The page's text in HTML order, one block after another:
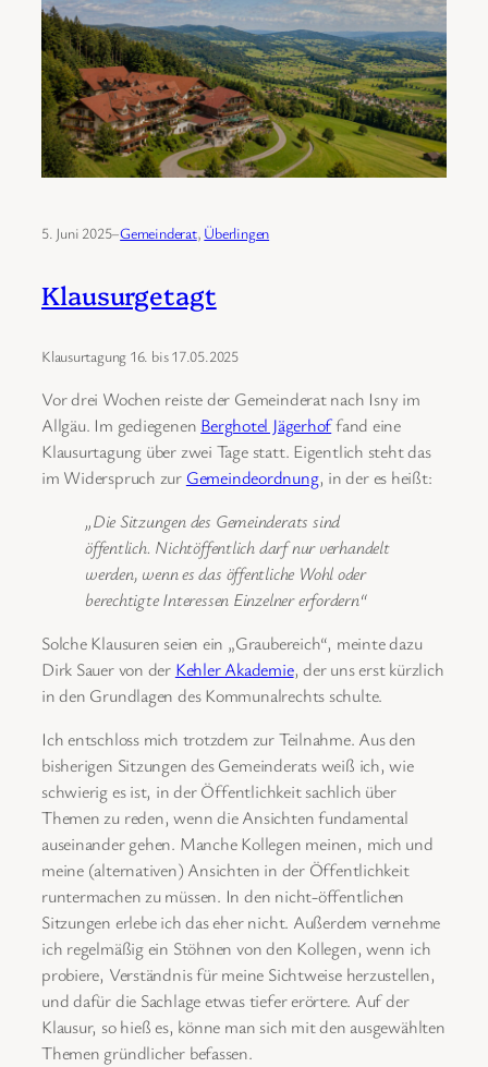
5. Juni 2025–Gemeinderat, Überlingen
Klausurgetagt
Klausurtagung 16. bis 17.05.2025
Vor drei Wochen reiste der Gemeinderat nach Isny im
Allgäu. Im gediegenen Berghotel Jägerhoffand eine
Klausurtagung über zwei Tage statt. Eigentlich steht das
im Widerspruch zur Gemeindeordnung, in der es heißt:
„Die Sitzungen des Gemeinderats sind
öffentlich. Nichtöffentlich darf nur verhandelt
werden, wenn es das öffentliche Wohl oder
berechtigte Interessen Einzelner erfordern“
Solche Klausuren seien ein „Graubereich“, meinte dazu
Dirk Sauer von der Kehler Akademie, der uns erst kürzlich
in den Grundlagen des Kommunalrechts schulte.
Ich entschloss mich trotzdem zur Teilnahme. Aus den
bisherigen Sitzungen des Gemeinderats weiß ich, wie
schwierig es ist, in der Öffentlichkeit sachlich über
Themen zu reden, wenn die Ansichten fundamental
auseinander gehen. Manche Kollegen meinen, mich und
meine (alternativen) Ansichten in der Öffentlichkeit
runtermachen zu müssen. In den nicht-öffentlichen
Sitzungen erlebe ich das eher nicht. Außerdem vernehme
ich regelmäßig ein Stöhnen von den Kollegen, wenn ich
probiere, Verständnis für meine Sichtweise herzustellen,
und dafür die Sachlage etwas tiefer erörtere. Auf der
Klausur, so hieß es, könne man sich mit den ausgewählten
Themen gründlicher befassen.